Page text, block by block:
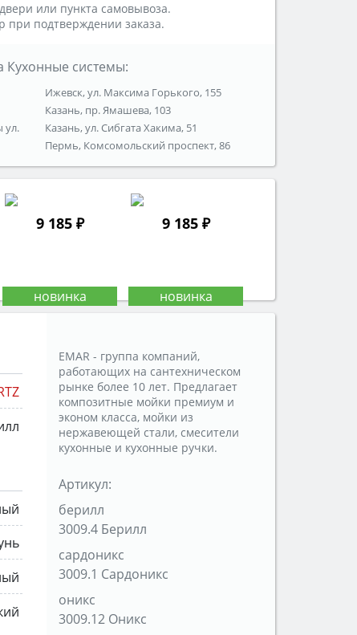
9 185 ₽ 9 185 ₽
или пункта самовывоза.
при подтверждении заказа.
системы:
ул.
Ижевск, ул. Максима Горького, 155
Казань, пр. Ямашева, 103
Казань, ул. Сибгата Хакима, 51
Пермь, Комсомольский проспект, 86
EMAR - группа компаний,
работающих на сантехническом
рынке более 10 лет. Предлагает
композитные мойки премиум и
эконом класса, мойки из
нержавеющей стали, смесители
кухонные и кухонные ручки.
Артикул:
берилл
3009.4 Берилл
сардоникс
3009.1 Сардоникс
оникс
3009.12 Оникс